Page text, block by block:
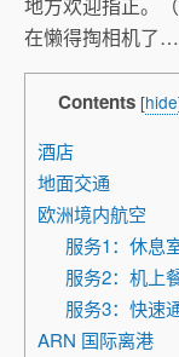
在懒得掏相机了…
Contents [hide
酒店
地面交通
欧洲境内航空
服务1：休息
服务2：机上
服务3：快速
ARN 国际离港